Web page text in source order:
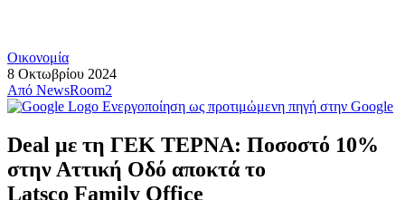
Οικονομία
8 Οκτωβρίου 2024
Από NewsRoom2
Ενεργοποίηση ως προτιμώμενη πηγή στην Google
Deal με τη ΓΕΚ ΤΕΡΝΑ: Ποσοστό 10%
στην Αττική Οδό αποκτά το
Latsco Family Office